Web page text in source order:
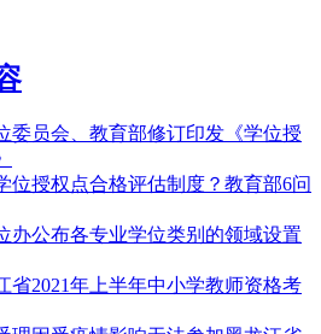
委员会、教育部修订印发《学位授
位授权点合格评估制度？教育部6问
办公布各专业学位类别的领域设置
省2021年上半年中小学教师资格考